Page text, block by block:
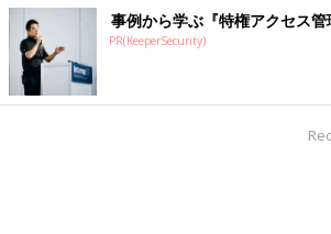
ので、注意が必要です。
保育内容に疑問があるときは、いきなり苦情
はなく、「子どもがこんなふうに感じている
相談の形で直接伝えてみるとよいでしょう。
相談に向き合ってくれない、明らかに不誠
事例から学ぶ『特権アクセス管
PR(KeeperSecurity)